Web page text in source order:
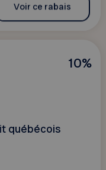
Voir ce rabais
10%
québécois